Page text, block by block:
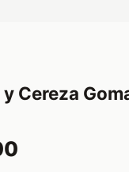
Cereza